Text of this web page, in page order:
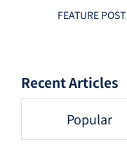
FEATURE POST,
Recent Articles
Popular